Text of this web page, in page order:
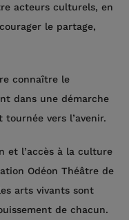
acteurs culturels, en
le partage,
connaître le
dans une démarche
tournée vers l’avenir.
et l’accès à la culture
Odéon Théâtre de
arts vivants sont
de chacun.